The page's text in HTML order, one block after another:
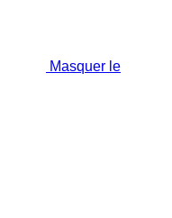
Masquer le